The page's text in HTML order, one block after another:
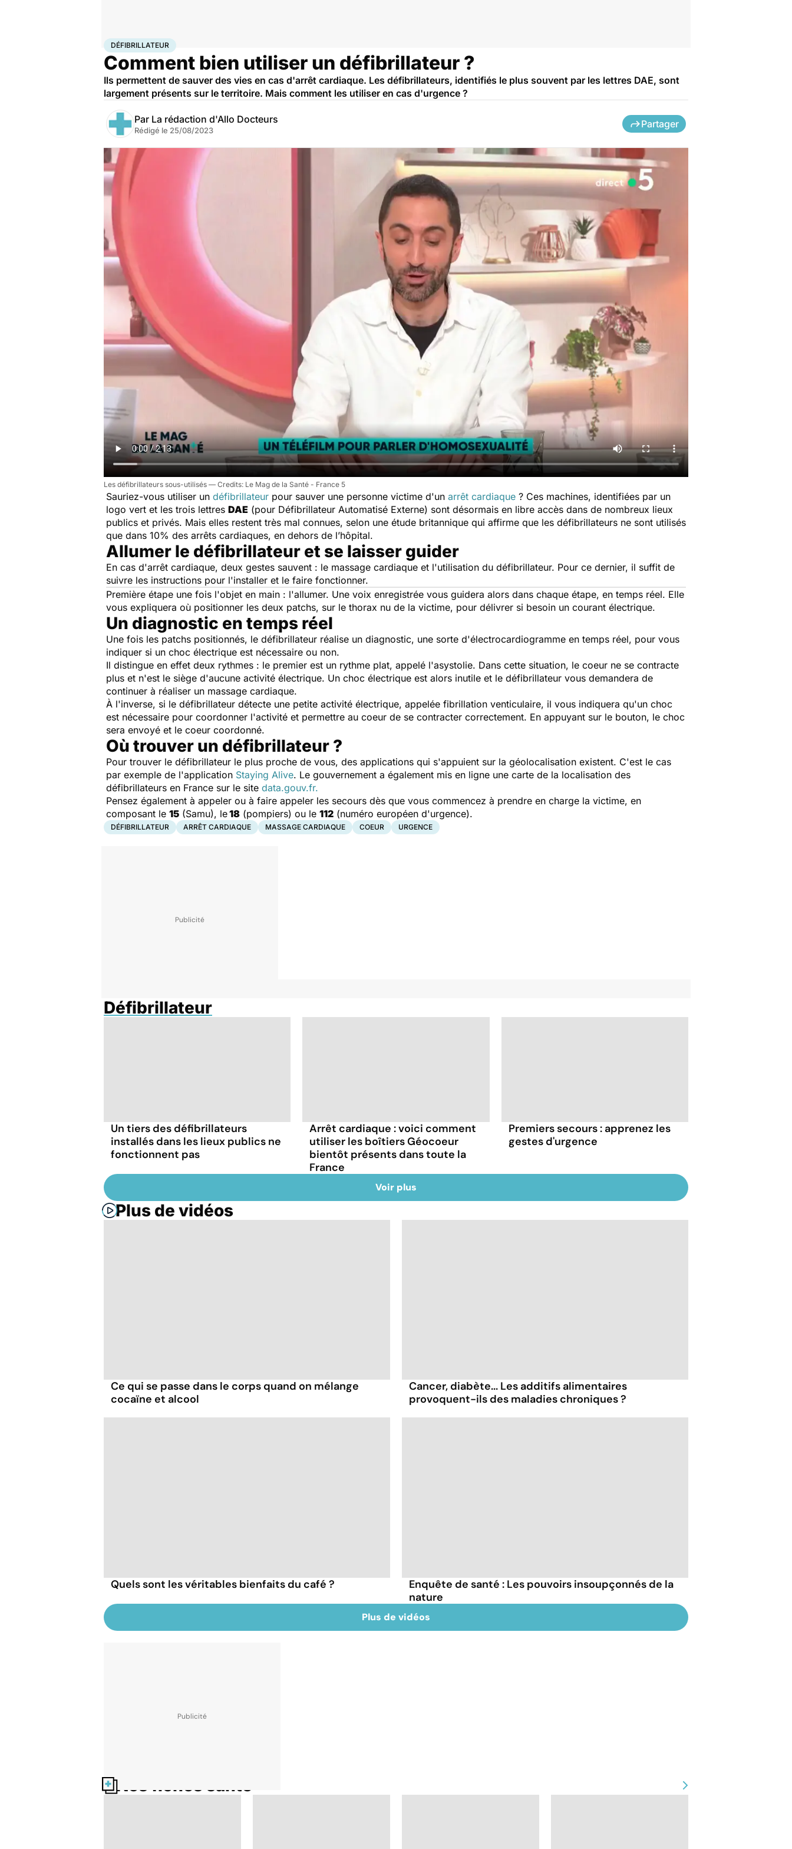
AccueilSantéUrgences
DÉFIBRILLATEUR
Comment bien utiliser un défibrillateur ?
Ils permettent de sauver des vies en cas d'arrêt cardiaque. Les défibrillateurs, identifiés le plus souvent par les lettres DAE, sont
largement présents sur le territoire. Mais comment les utiliser en cas d'urgence ?
Par La rédaction d'Allo Docteurs
Rédigé le 25/08/2023
Partager
Les défibrillateurs sous-utilisés Le Mag de la Santé - France 5
Sauriez-vous utiliser un défibrillateur pour sauver une personne victime d'un arrêt cardiaque ? Ces machines, identifiées par un
logo vert et les trois lettres DAE (pour Défibrillateur Automatisé Externe) sont désormais en libre accès dans de nombreux lieux
publics et privés. Mais elles restent très mal connues, selon une étude britannique qui affirme que les défibrillateurs ne sont utilisés
que dans 10% des arrêts cardiaques, en dehors de l’hôpital.
Allumer le défibrillateur et se laisser guider
En cas d'arrêt cardiaque, deux gestes sauvent : le massage cardiaque et l'utilisation du défibrillateur. Pour ce dernier, il suffit de
suivre les instructions pour l'installer et le faire fonctionner.
Première étape une fois l'objet en main : l'allumer. Une voix enregistrée vous guidera alors dans chaque étape, en temps réel. Elle
vous expliquera où positionner les deux patchs, sur le thorax nu de la victime, pour délivrer si besoin un courant électrique.
Un diagnostic en temps réel
Une fois les patchs positionnés, le défibrillateur réalise un diagnostic, une sorte d'électrocardiogramme en temps réel, pour vous
indiquer si un choc électrique est nécessaire ou non.
Il distingue en effet deux rythmes : le premier est un rythme plat, appelé l'asystolie. Dans cette situation, le coeur ne se contracte
plus et n'est le siège d'aucune activité électrique. Un choc électrique est alors inutile et le défibrillateur vous demandera de
continuer à réaliser un massage cardiaque.
À l'inverse, si le défibrillateur détecte une petite activité électrique, appelée fibrillation venticulaire, il vous indiquera qu'un choc
est nécessaire pour coordonner l'activité et permettre au coeur de se contracter correctement. En appuyant sur le bouton, le choc
sera envoyé et le coeur coordonné.
Où trouver un défibrillateur ?
Pour trouver le défibrillateur le plus proche de vous, des applications qui s'appuient sur la géolocalisation existent. C'est le cas
par exemple de l'application Staying Alive. Le gouvernement a également mis en ligne une carte de la localisation des
défibrillateurs en France sur le site data.gouv.fr.
Pensez également à appeler ou à faire appeler les secours dès que vous commencez à prendre en charge la victime, en
composant le 15 (Samu), le18 (pompiers) ou le 112 (numéro européen d'urgence).
DÉFIBRILLATEUR ARRÊT CARDIAQUE MASSAGE CARDIAQUE COEUR URGENCE
Défibrillateur
Un tiers des défibrillateurs
installés dans les lieux publics ne
fonctionnent pas
Arrêt cardiaque : voici comment
utiliser les boîtiers Géocoeur
bientôt présents dans toute la
France
Premiers secours : apprenez les
gestes d'urgence
Voir plus
Plus de vidéos
Ce qui se passe dans le corps quand on mélange
cocaïne et alcool
Cancer, diabète... Les additifs alimentaires
provoquent-ils des maladies chroniques ?
Quels sont les véritables bienfaits du café ?
Enquête de santé : Les pouvoirs insoupçonnés de la
nature
Plus de vidéos
Nos fiches santé